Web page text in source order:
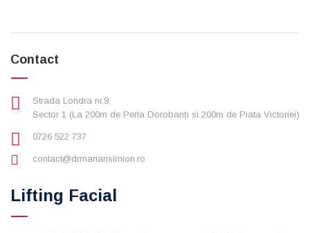
Contact
Strada Londra nr.9,
Sector 1 (La 200m de Perla Dorobanți si 200m de Piata Victoriei)
0726 522 737
contact@drmariansimion.ro
Lifting Facial